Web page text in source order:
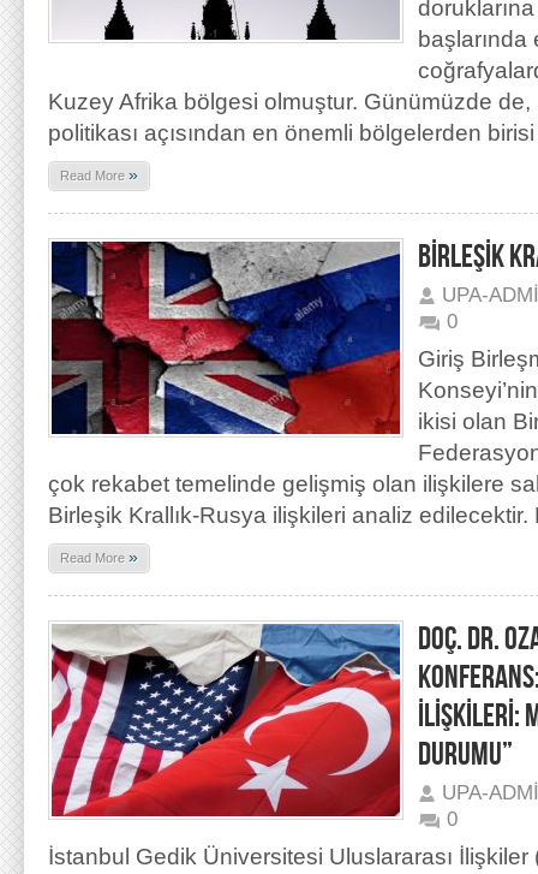
doruklarına
Kuzey Afrika bölgesi olmuştur. Günümüzde de,
politikası açısından en önemli bölgelerden
Read More »
BİRLEŞİK
UPA-
0
Giriş
ikisi olan
çok rekabet temelinde gelişmiş olan ilişkilere
Birleşik Krallık-Rusya ilişkileri analiz edilecektir.
Read More »
DOÇ. DR.
İLİŞKİLERİ:
DURUMU”
UPA-
0
İstanbul Gedik Üniversitesi Uluslararası